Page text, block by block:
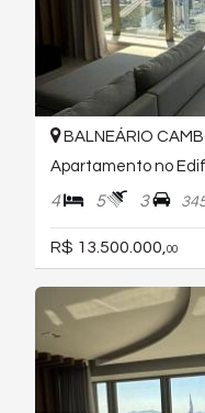
BALNEÁRIO
4 5 3
R$ 13.500.000,00